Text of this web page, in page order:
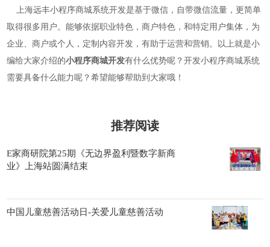
上海远丰小程序商城系统开发是基于微信，自带微信流量，更简单
取得很多用户。能够依据职业特色，商户特色，和特定用户集体，为
企业、商户或个人，定制内容开发，有助于运营和营销。以上就是小
编给大家介绍的小程序商城开发有什么优势呢？开发小程序商城系统
需要具备什么能力呢？希望能够帮助到大家哦！
推荐阅读
E家商研院第25期《无边界盈利暨数字新商
业》上海站圆满结束
中国儿童慈善活动日-关爱儿童慈善活动